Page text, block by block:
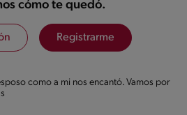
cómo te quedó.
Registrarme
como a mi nos encantó. Vamos por